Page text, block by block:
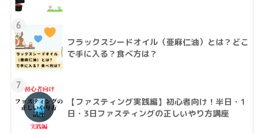
6
フラックスシードオイル（亜麻仁油）とは？どこ
で手に入る？食べ方は？
7
【ファスティング実践編】初心者向け！半日・1
日・3日ファスティングの正しいやり方講座